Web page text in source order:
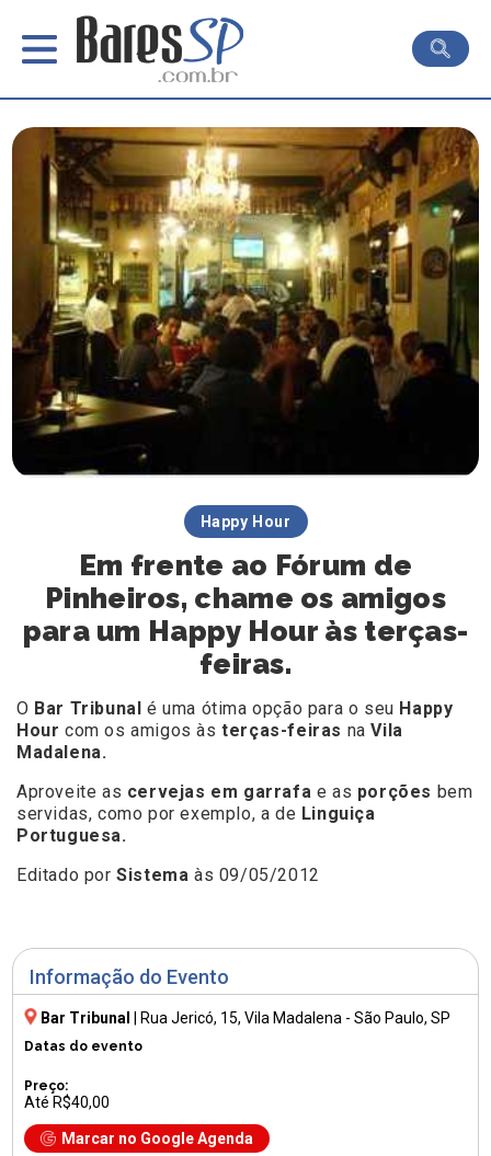
Informação do Evento
Bar Tribunal |Rua Jericó, 15 , Vila Madalena - São Paulo, SP
Datas do evento
Preço:
Até R$40,00
Marcar no Google Agenda
Happy Hour
Em frente ao Fórum de
Pinheiros, chame os amigos
para um Happy Hour às terças-
feiras.
O Bar Tribunal é uma ótima opção para o seu Happy
Hour com os amigos àsterças-feiras naVila
Madalena.
Aproveite as cervejas em garrafa e as porções bem
servidas, como por exemplo, a de Linguiça
Portuguesa.
Editado porSistema às 09/05/2012